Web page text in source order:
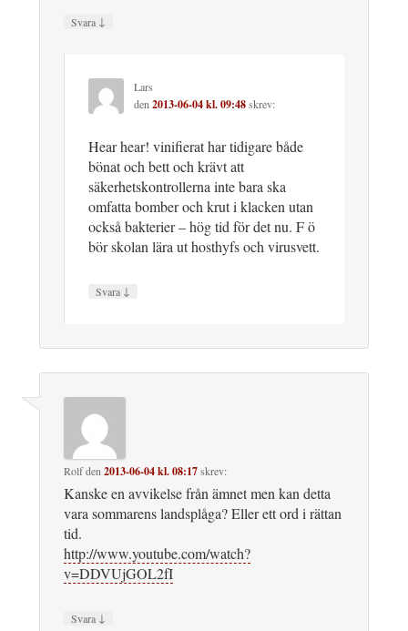
Svara ↓
Lars
den 2013-06-04 kl. 09:48skrev:
Hear hear! vinifierat har tidigare både
bönat och bett och krävt att
säkerhetskontrollerna inte bara ska
omfatta bomber och krut i klacken utan
också bakterier – hög tid för det nu. F ö
bör skolan lära ut hosthyfs och virusvett.
Svara ↓
Rolfden 2013-06-04 kl. 08:17skrev:
Kanske en avvikelse från ämnet men kan detta
vara sommarens landsplåga? Eller ett ord i rättan
tid.
http://www.youtube.com/watch?
v=DDVUjGOL2fI
Svara ↓